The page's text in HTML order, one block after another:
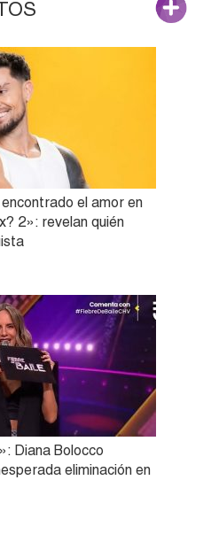
el amor en
2»: revelan quién
Diana Bolocco
eliminación en